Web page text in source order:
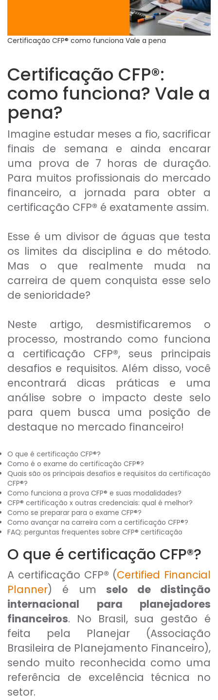
Certificação CFP® como funciona Vale a pena
Certificação CFP®:
como funciona? Vale a
pena?
Imagine estudar meses a fio, sacrificar
finais de semana e ainda encarar
uma prova de 7 horas de duração.
Para muitos profissionais do mercado
financeiro, a jornada para obter a
certificação CFP® é exatamente assim.
Esse é um divisor de águas que testa
os limites da disciplina e do método.
Mas o que realmente muda na
carreira de quem conquista esse selo
de senioridade?
Neste artigo, desmistificaremos o
processo, mostrando como funciona
a certificação CFP®, seus principais
desafios e requisitos. Além disso, você
encontrará dicas práticas e uma
análise sobre o impacto deste selo
para quem busca uma posição de
destaque no mercado financeiro!
O que é certificação CFP®?
Como é o exame do certificação CFP®?
Quais são os principais desafios e requisitos da certificação
CFP®?
Como funciona a prova CFP® e suas modalidades?
CFP® certificação x outras credenciais: qual é melhor?
Como se preparar para o exame CFP®?
Como avançar na carreira com a certificação CFP®?
FAQ: perguntas frequentes sobre CFP® certificação
O que é certificação CFP®?
A certificação CFP® (Certified Financial
Planner) é umselo de distinção
internacional para planejadores
financeiros. No Brasil, sua gestão é
feita pela Planejar (Associação
Brasileira de Planejamento Financeiro),
sendo muito reconhecida como uma
referência de excelência técnica no
setor.